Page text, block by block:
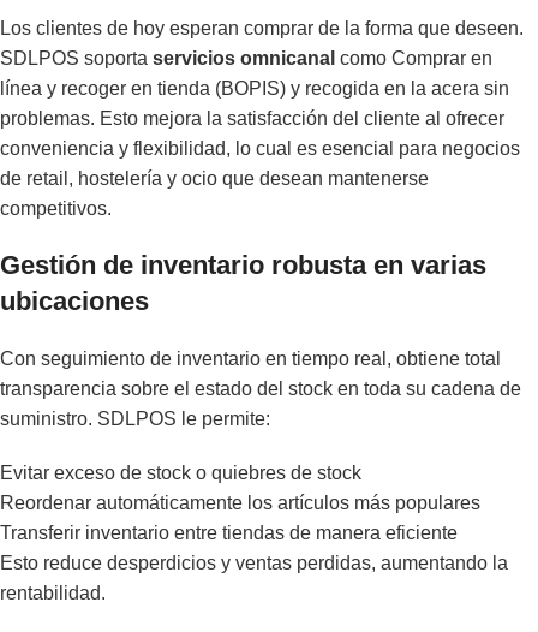
Los clientes de hoy esperan comprar de la forma que deseen.
SDLPOS soporta servicios omnicanal como Comprar en
línea y recoger en tienda (BOPIS) y recogida en la acera sin
problemas. Esto mejora la satisfacción del cliente al ofrecer
conveniencia y flexibilidad, lo cual es esencial para negocios
de retail, hostelería y ocio que desean mantenerse
competitivos.
Gestión de inventario robusta en varias
ubicaciones
Con seguimiento de inventario en tiempo real, obtiene total
transparencia sobre el estado del stock en toda su cadena de
suministro. SDLPOS le permite:
Evitar exceso de stock o quiebres de stock
Reordenar automáticamente los artículos más populares
Transferir inventario entre tiendas de manera eficiente
Esto reduce desperdicios y ventas perdidas, aumentando la
rentabilidad.